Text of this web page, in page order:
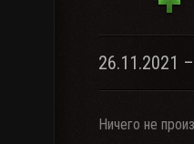
26.11.2021
Ничего не